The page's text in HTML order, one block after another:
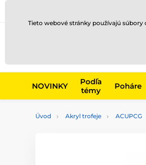
NOVINKY
Podľa
témy
Poháre
Úvod Akryl trofeje ACUPCG
Tieto webové stránky používajú súbory